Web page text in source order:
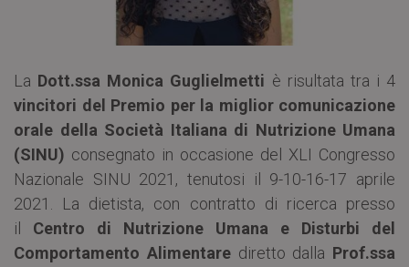
La Dott.ssa Monica Guglielmetti è risultata tra i 4
vincitori del Premio per la miglior comunicazione
orale della Società Italiana di Nutrizione Umana
(SINU) consegnato in occasione del XLI Congresso
Nazionale SINU 2021, tenutosi il 9-10-16-17 aprile
2021. La dietista, con contratto di ricerca presso
il Centro di Nutrizione Umana e Disturbi del
Comportamento Alimentarediretto dalla Prof.ssa